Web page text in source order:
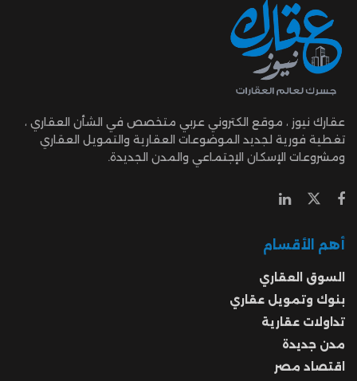
عقارك نيوز ، موقع الكتروني عربي متخصص في الشأن العقاري ،
تغطية فورية لجديد الموضوعات العقارية والتمويل العقاري
ومشروعات الإسكان الإجتماعي والمدن الجديدة.
أهم الأقسام
السوق العقاري
بنوك وتمويل عقاري
تداولات عقارية
مدن جديدة
اقتصاد مصر